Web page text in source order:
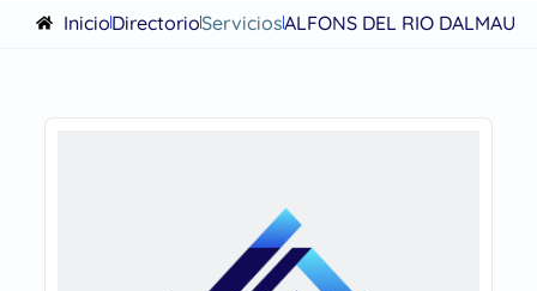
InicioDirectorioServiciosALFONS DEL RIO DALMAU